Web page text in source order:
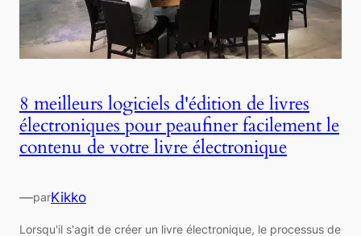
8 meilleurs logiciels d'édition de livres
électroniques pour peaufiner facilement le
contenu de votre livre électronique
—parKikko
Lorsqu'il s'agit de créer un livre électronique, le processus de